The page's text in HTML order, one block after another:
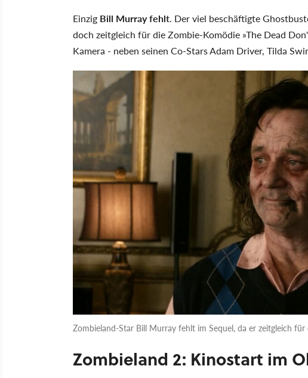
Einzig Bill Murray fehlt. Der viel beschäftigte
doch zeitgleich für die Zombie-Komödie »The Dead
Kamera - neben seinen Co-Stars Adam Driver, Tilda
Zombieland-Star Bill Murray fehlt im Sequel, da er zeitgleich
Zombieland 2: Kinostart im